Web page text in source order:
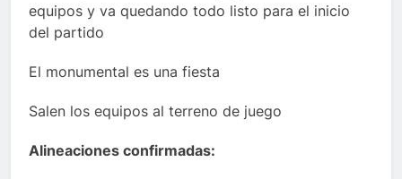
equipos y va quedando todo listo para el inicio
del partido
El monumental es una fiesta
Salen los equipos al terreno de juego
Alineaciones confirmadas: